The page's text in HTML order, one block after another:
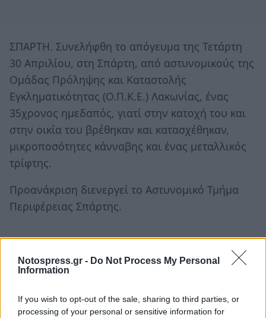
Notospress.gr - Do Not Process My Personal
Information
If you wish to opt-out of the sale, sharing to third parties, or
processing of your personal or sensitive information for
ΣΠΑΡΤΗ. Συνελήφθη το απόγευμα της Τετάρτη
30 Απριλίου, στη Σπάρτη, από αστυνομικούς της
Ομάδας Πρόληψης και Καταστολής
Εγκληματικότητας (Ο.Π.Κ.Ε.) Λακωνίας, ένας
35χρονος ημεδαπός, γιατί στην κατοχή του και
στην οικία του βρέθηκαν και κατασχέθηκαν,
μικροποσότητες κάνναβης και ένας μεταλλικός
τρίφτης.
Προανάκριση διενεργεί το Αστυνομικό Τμήμα
Περιφέρειας Σπάρτης.